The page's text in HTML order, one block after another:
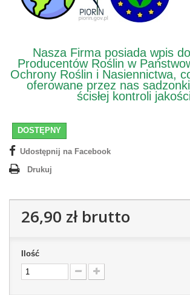
Nasza Firma posiada wpis
Producentów Roślin w
Ochrony Roślin i Nasiennictwa,
oferowane przez nas
ścisłej kontroli
DOSTĘPNY
Udostępnij na Facebook
Drukuj
26,90 złbrutto
Ilość